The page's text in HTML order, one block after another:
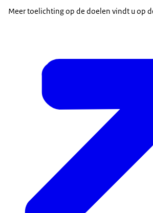
Meer toelichting op de doelen vindt u op